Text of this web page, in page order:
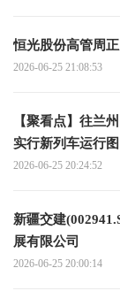
恒光股份高管周
2026-06-25 21:08:53
【聚看点】往兰
实行新列车运行图
2026-06-25 20:24:52
新疆交建
展有限公司
2026-06-25 20:00:14